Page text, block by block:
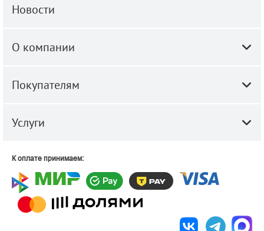
Новости
О компании
Покупателям
Услуги
К оплате принимаем: